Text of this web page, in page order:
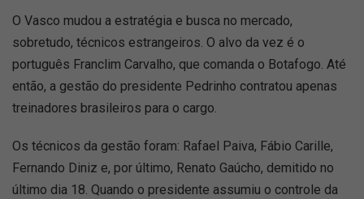
O Vasco mudou a estratégia e busca no mercado,
sobretudo, técnicos estrangeiros. O alvo da vez é o
português Franclim Carvalho, que comanda o Botafogo. Até
então, a gestão do presidente Pedrinho contratou apenas
treinadores brasileiros para o cargo.
Os técnicos da gestão foram: Rafael Paiva, Fábio Carille,
Fernando Diniz e, por último, Renato Gaúcho, demitido no
último dia 18. Quando o presidente assumiu o controle da